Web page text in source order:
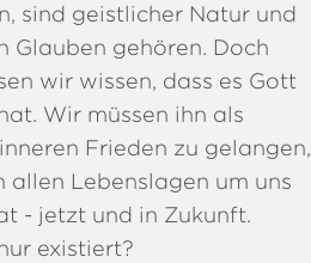
sind geistlicher Natur und
Glauben gehören. Doch
wir wissen, dass es Gott
Wir müssen ihn als
Frieden zu gelangen,
allen Lebenslagen um uns
- jetzt und in Zukunft.
existiert?